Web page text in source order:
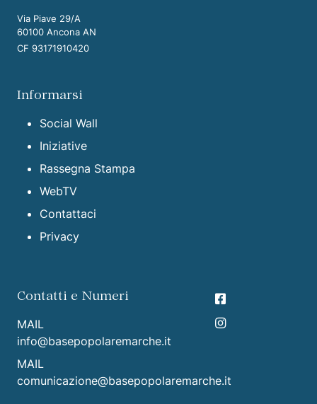
Via Piave 29/A
60100 Ancona AN
CF 93171910420
Informarsi
Social Wall
Iniziative
Rassegna Stampa
WebTV
Contattaci
Privacy
Contatti e Numeri
MAIL
info@basepopolaremarche.it
MAIL
comunicazione@basepopolaremarche.it